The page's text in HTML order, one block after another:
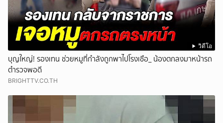
วิดีโอ
บุญใหญ่! รองเทน ช่วยหมูที่กำลังถูกพาไปโรงเชือ_ น้องตกลงมาหน้ารถ
ตำรวจพอดี
BRIGHTTV.CO.TH